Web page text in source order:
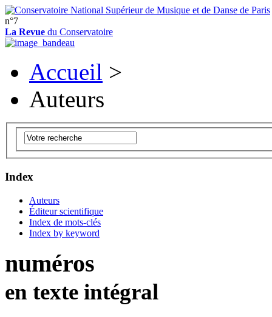
n°7
La Revue du Conservatoire
Accueil >
Auteurs
Index
Auteurs
Éditeur scientifique
Index de mots-clés
Index by keyword
numéros
en texte intégral